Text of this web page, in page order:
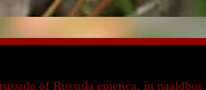
of Russula emetica, in